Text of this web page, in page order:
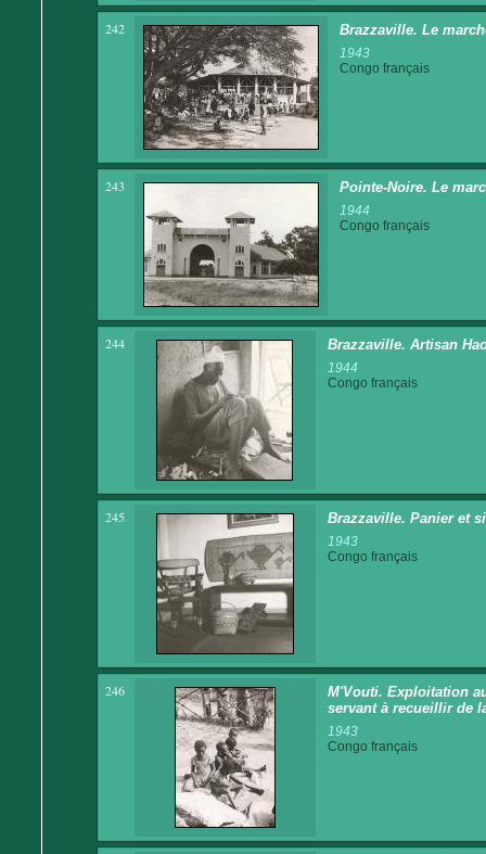
242 Brazzaville. Le
1943
Congo français
243 Pointe-Noire. Le
1944
Congo français
244 Brazzaville. Artisan
1944
Congo français
245 Brazzaville. Panier et
1943
Congo français
246
M'Vouti. Exploitation
servant à recueillir de
1943
Congo français